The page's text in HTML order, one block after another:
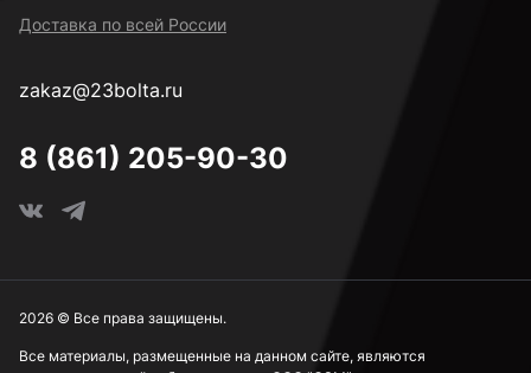
Доставка по всей России
zakaz@23bolta.ru
8 (861) 205-90-30
Все материалы, размещенные на данном сайте, являются
2026 © Все права защищены.